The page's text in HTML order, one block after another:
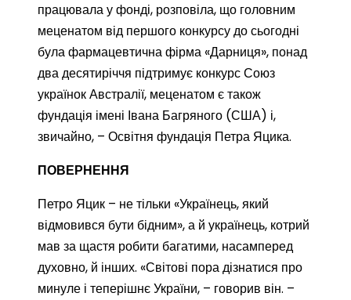
працювала у фонді, розповіла, що головним
меценатом від першого конкурсу до сьогодні
була фармацевтична фірма «Дарниця», понад
два десятиріччя підтримує конкурс Союз
українок Австралії, меценатом є також
фундація імені Івана Багряного (США) і,
звичайно, – Освітня фундація Петра Яцика.
ПОВЕРНЕННЯ
Петро Яцик – не тільки «Українець, який
відмовився бути бідним», а й українець, котрий
мав за щастя робити багатими, насамперед
духовно, й інших. «Світові пора дізнатися про
минуле і теперішнє України, – говорив він. –